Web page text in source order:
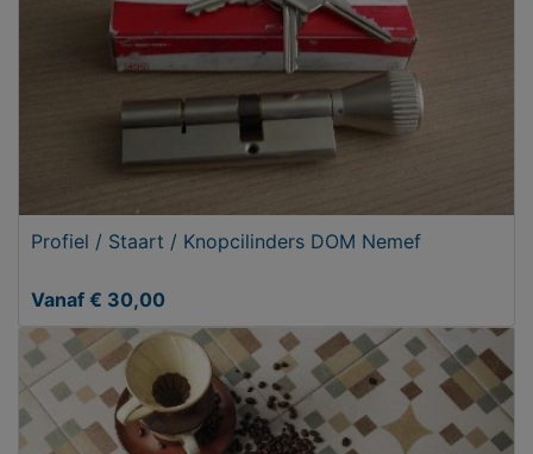
Profiel / Staart / Knopcilinders DOM Nemef
Vanaf € 30,00